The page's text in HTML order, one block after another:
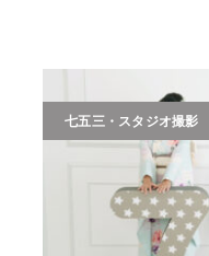
七五三・スタジオ撮影